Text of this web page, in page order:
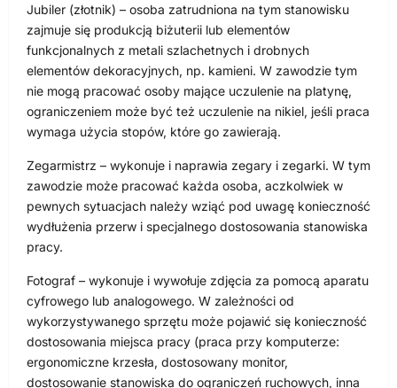
Jubiler (złotnik) – osoba zatrudniona na tym stanowisku
zajmuje się produkcją biżuterii lub elementów
funkcjonalnych z metali szlachetnych i drobnych
elementów dekoracyjnych, np. kamieni. W zawodzie tym
nie mogą pracować osoby mające uczulenie na platynę,
ograniczeniem może być też uczulenie na nikiel, jeśli praca
wymaga użycia stopów, które go zawierają.
Zegarmistrz – wykonuje i naprawia zegary i zegarki. W tym
zawodzie może pracować każda osoba, aczkolwiek w
pewnych sytuacjach należy wziąć pod uwagę konieczność
wydłużenia przerw i specjalnego dostosowania stanowiska
pracy.
Fotograf – wykonuje i wywołuje zdjęcia za pomocą aparatu
cyfrowego lub analogowego. W zależności od
wykorzystywanego sprzętu może pojawić się konieczność
dostosowania miejsca pracy (praca przy komputerze:
ergonomiczne krzesła, dostosowany monitor,
dostosowanie stanowiska do ograniczeń ruchowych, inna